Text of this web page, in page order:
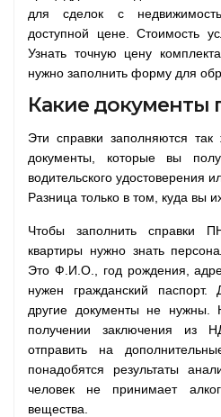
для сделок с
доступной цене. Стоимость
Узнать точную цену
нужно заполнить форму для
Какие документы
Эти справки заполняются так
документы, которые вы
водительского удостоверения
Разница только в том, куда вы
Чтобы заполнить
квартиры нужно знать
Это Ф.И.О., год рождения,
нужен гражданский паспорт.
другие документы не нужны.
получении заключения из
отправить на
понадобятся результаты
человек не принимает
вещества.